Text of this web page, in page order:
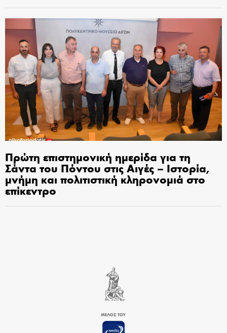
Πρώτη επιστημονική ημερίδα για τη
Σάντα του Πόντου στις Αιγές – Ιστορία,
μνήμη και πολιτιστική κληρονομιά στο
επίκεντρο